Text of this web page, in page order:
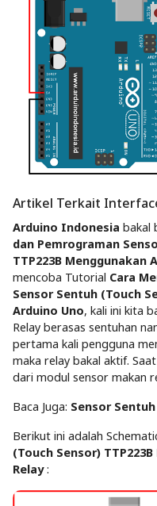
Artikel Terkait
Arduino Indonesia bakal
dan Pemrograman
TTP223B Menggunakan
mencoba Tutorial Cara
Sensor Sentuh (Touch
Arduino Uno, kali ini kita
Relay berasas sentuhan
pertama kali pengguna
maka relay bakal aktif.
dari modul sensor makan
Baca Juga: Sensor
Berikut ini adalah
(Touch Sensor)
Relay: